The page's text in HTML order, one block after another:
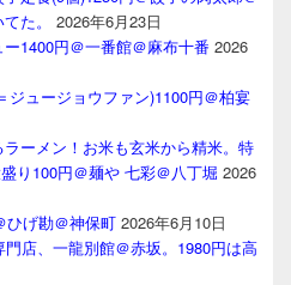
た。
2026年6月23日
1400円＠一番館＠麻布十番 2026
ジュージョウファン)1100円＠柏宴
ーメン！お米も玄米から精米。特
り100円＠麺や 七彩＠八丁堀 2026
ひげ勘＠神保町 2026年6月10日
店、一龍別館＠赤坂。1980円は高